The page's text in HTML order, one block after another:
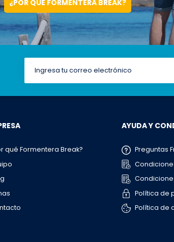
¿POR QUÉ FORMENTERA BREAK?
qué Formentera Break?
AYUDA Y
Preguntas
Política de
Política de